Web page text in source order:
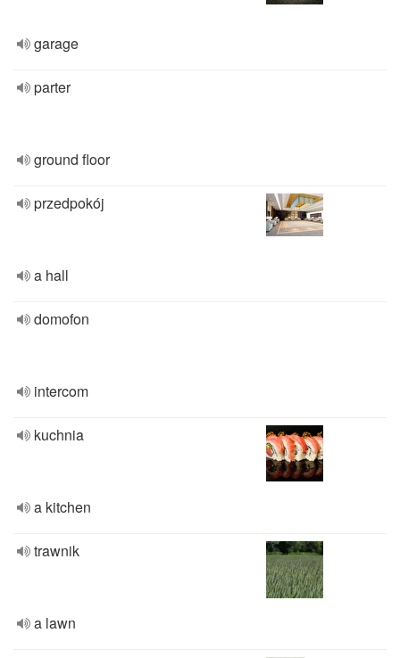
garage
parter
ground floor
przedpokój
a hall
domofon
intercom
kuchnia
a kitchen
trawnik
a lawn